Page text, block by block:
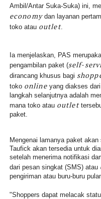
Ambil/Antar Suka-Suka) ini,
economy dan layanan
toko atau outlet.
Ia menjelaskan, PAS
pengambilan paket (self-
dirancang khusus bagi
toko onlineyang diakses dari
langkah selanjutnya adalah
mana toko atau outlet
paket.
Mengenai lamanya paket
Taufick akan tersedia untuk
setelah menerima notifikasi
dari pesan singkat (SMS) atau
pengiriman atau buru-buru
"Shoppers dapat melacak